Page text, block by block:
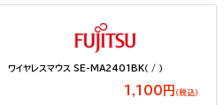
ワイヤレスマウス SE-MA2401BK（ / ）
1,100円 （税込）